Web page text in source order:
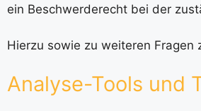
ein Beschwerderecht bei der
Hierzu sowie zu weiteren Fragen
Analyse-Tools und